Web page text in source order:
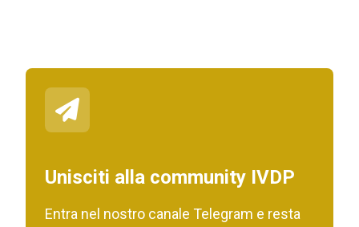
Unisciti alla community IVDP
Entra nel nostro canale Telegram e resta